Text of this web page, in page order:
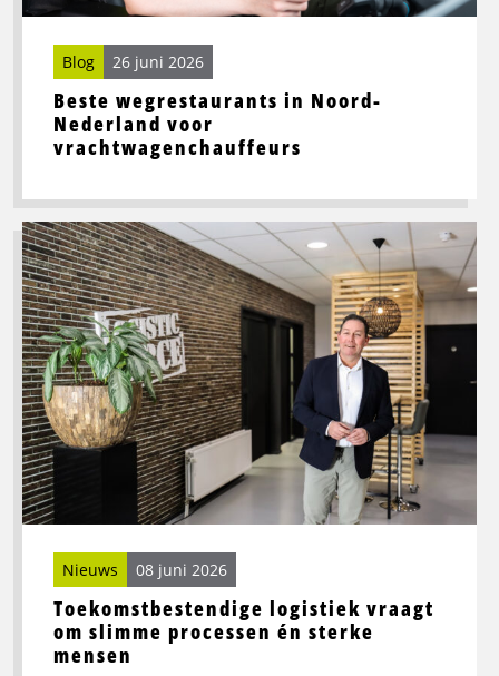
Beste wegrestaurants in Noord-
Nederland voor
vrachtwagenchauffeurs
Blog 26 juni 2026
Toekomstbestendige logistiek vraagt
om slimme processen én sterke
mensen
Nieuws 08 juni 2026
Lees
meer
over
Toekomstbestendige
logistiek
vraagt
om
slimme
processen
én
sterke
mensen